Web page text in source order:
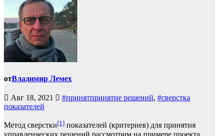
отВладимир Лемех
Авг 18, 2021 #принятпринятие решений, #сверстка
показателей
Метод сверстки[1] показателей (критериев) для принятия
управленческих решений рассмотрим на примере проекта